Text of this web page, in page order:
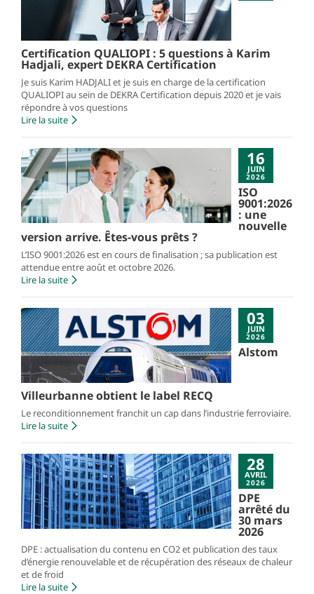
Certification QUALIOPI : 5 questions à Karim
Hadjali, expert DEKRA Certification
Je suis Karim HADJALI et je suis en charge de la certification
QUALIOPI au sein de DEKRA Certification depuis 2020 et je vais
répondre à vos questions
Lire la suite
16
JUIN
2026
ISO
9001:2026
: une
nouvelle
version arrive. Êtes-vous prêts ?
L’ISO 9001:2026 est en cours de finalisation ; sa publication est
attendue entre août et octobre 2026.
Lire la suite
03
JUIN
2026
Alstom
Villeurbanne obtient le label RECQ
Le reconditionnement franchit un cap dans l’industrie ferroviaire.
Lire la suite
28
AVRIL
2026
DPE
arrêté du
30 mars
2026
DPE : actualisation du contenu en CO2 et publication des taux
d’énergie renouvelable et de récupération des réseaux de chaleur
et de froid
Lire la suite